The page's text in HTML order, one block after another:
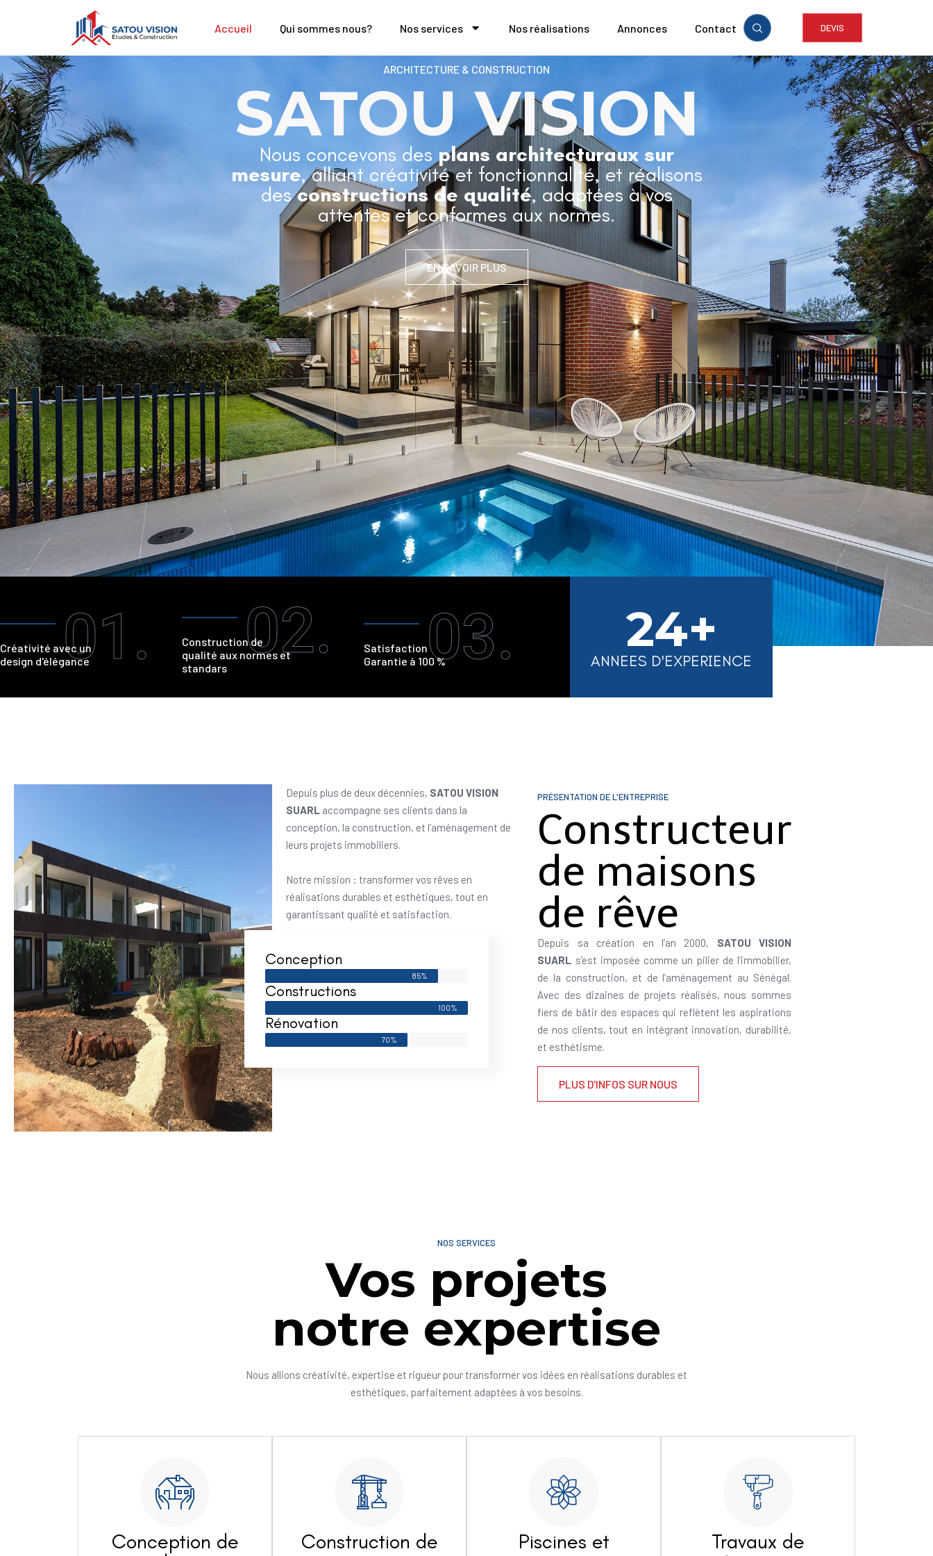
Accueil Qui sommes nous? Nos services Nos réalisations Annonces Contact DEVIS
ARCHITECTURE & CONSTRUCTION
SATOU VISION
Nous concevons desplans architecturaux sur
mesure, alliant créativité et fonctionnalité, et réalisons
desconstructions de qualité, adaptées à vos
attentes et conformes aux normes.
EN SAVOIR PLUS
01.
Créativité avec un
design d'élégance
02.
Construction de
qualité aux normes et
standars
03.
Satisfaction
Garantie à 100 %
24+
ANNEES D'EXPERIENCE
Depuis plus de deux décennies, SATOU VISION
SUARL accompagne ses clients dans la
conception, la construction, et l’aménagement de
leurs projets immobiliers.
Notre mission : transformer vos rêves en
réalisations durables et esthétiques, tout en
garantissant qualité et satisfaction.
Conception
85%
Constructions
100%
Rénovation
70%
PRÉSENTATION DE L'ENTREPRISE
Constructeur
de maisons
de rêve
Depuis sa création en l’an 2000, SATOU VISION
SUARL s’est imposée comme un pilier de l’immobilier,
de la construction, et de l’aménagement au Sénégal.
Avec des dizaines de projets réalisés, nous sommes
fiers de bâtir des espaces qui reflètent les aspirations
de nos clients, tout en intégrant innovation, durabilité,
et esthétisme.
PLUS D'INFOS SUR NOUS
NOS SERVICES
Vos projets
notre expertise
Nous allions créativité, expertise et rigueur pour transformer vos idées en réalisations durables et
esthétiques, parfaitement adaptées à vos besoins.
Conception de
Construction de
Piscines et
Travaux de